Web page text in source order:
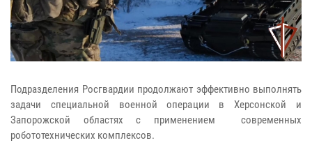
Подразделения Росгвардии продолжают эффективно выполнять
задачи специальной военной операции в Херсонской и
Запорожской областях с применением современных
робототехнических комплексов.